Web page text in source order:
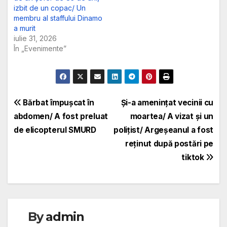
izbit de un copac/ Un
membru al staffului Dinamo
a murit
iulie 31, 2026
În „Evenimente”
Navigare
în
Și-a amenințat vecinii cu
moartea/ A vizat și un
polițist/ Argeșeanul a fost
reținut după postări pe
tiktok
Bărbat împușcat în
abdomen/ A fost preluat
de elicopterul SMURD
Byadmin